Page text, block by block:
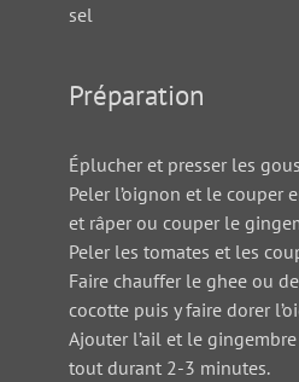
sel
Préparation
Éplucher et presser les
Peler l’oignon et le couper
et râper ou couper le
Peler les tomates et les
Faire chauffer le ghee ou
cocotte puis y faire dorer
Ajouter l’ail et le
tout durant 2-3 minutes.